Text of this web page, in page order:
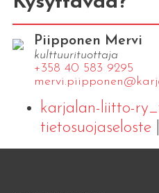
Piipponen Mervi
kulttuurituottaja
+358 40 583 9295
karjalan-liitto-
tietosuojaseloste|